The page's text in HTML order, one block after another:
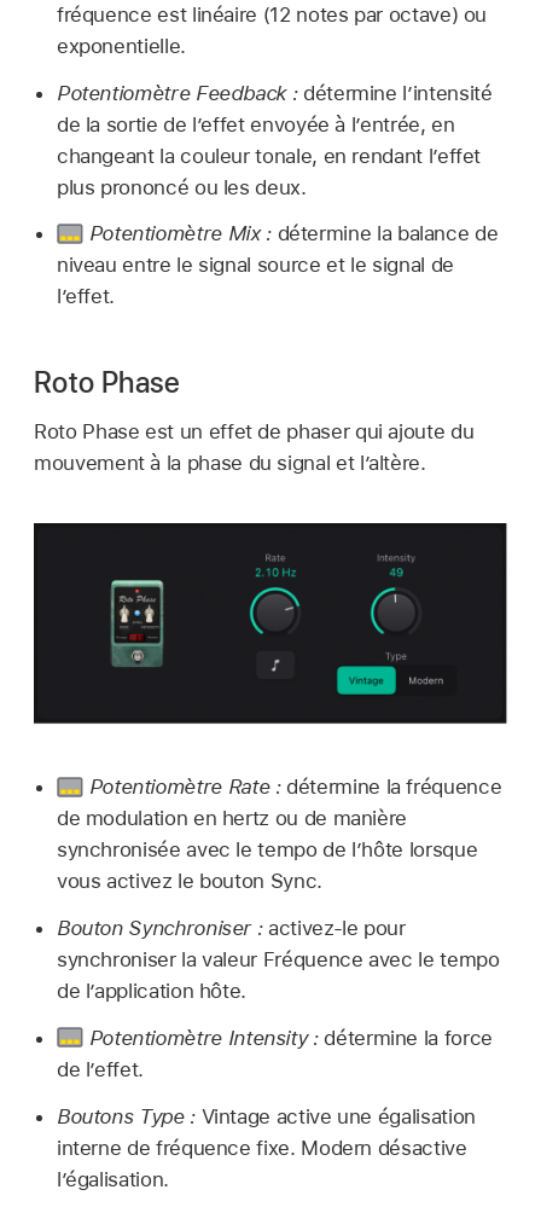
fréquence est linéaire (12 notes par octave) ou
exponentielle.
Potentiomètre Feedback :détermine l’intensité
de la sortie de l’effet envoyée à l’entrée, en
changeant la couleur tonale, en rendant l’effet
plus prononcé ou les deux.
Potentiomètre Mix : détermine la balance de
niveau entre le signal source et le signal de
l’effet.
Roto Phase
Roto Phase est un effet de phaser qui ajoute du
mouvement à la phase du signal et l’altère.
Potentiomètre Rate : détermine la fréquence
de modulation en hertz ou de manière
synchronisée avec le tempo de l’hôte lorsque
vous activez le bouton Sync.
Bouton Synchroniser :activez-le pour
synchroniser la valeur Fréquence avec le tempo
de l’application hôte.
Potentiomètre Intensity : détermine la force
de l’effet.
Boutons Type :Vintage active une égalisation
interne de fréquence fixe. Modern désactive
l’égalisation.